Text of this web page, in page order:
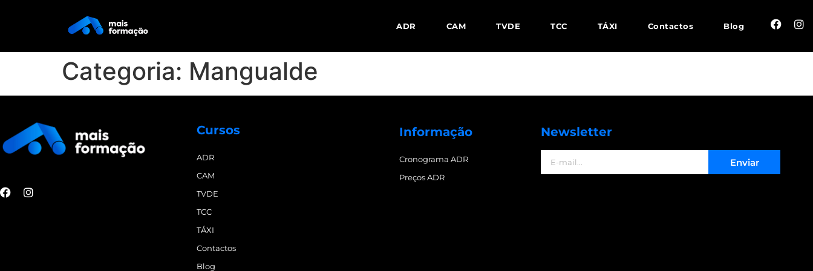
ADR CAM TVDE TCC TÁXI Contactos Blog
Categoria: Mangualde
Cursos
ADR
CAM
TVDE
TCC
TÁXI
Contactos
Blog
Informação
Cronograma ADR
Preços ADR
Newsletter
Enviar